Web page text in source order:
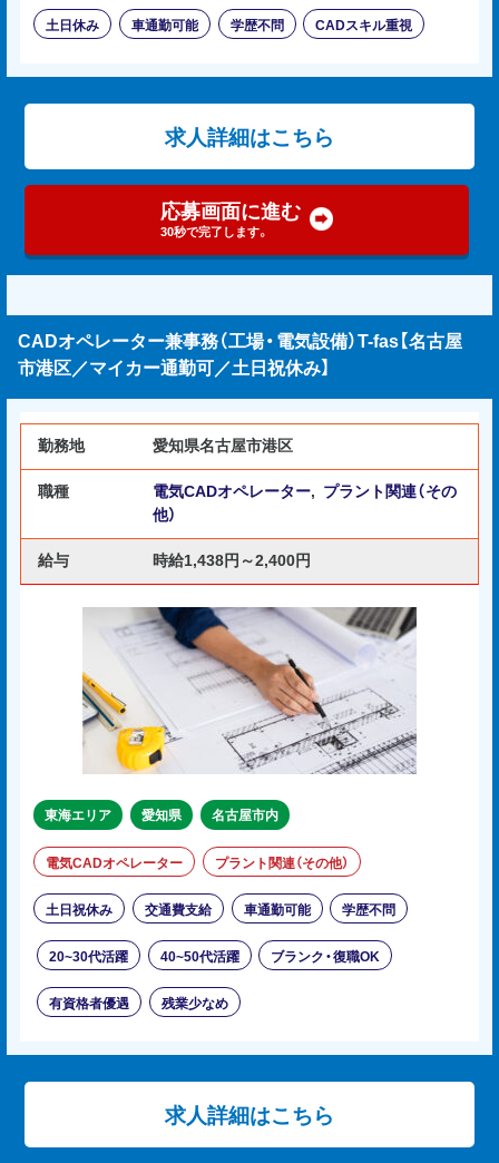
土日休み 車通勤可能 学歴不問 CADスキル重視
求人詳細はこちら
応募画面に進む
30秒で完了します。
CADオペレーター兼事務（工場・電気設備）T-fas【名古屋
市港区／マイカー通勤可／土日祝休み】
勤務地 愛知県名古屋市港区
職種 電気CADオペレーター, プラント関連（その
他）
給与 時給1,438円～2,400円
東海エリア 愛知県 名古屋市内
電気CADオペレーター プラント関連（その他）
土日祝休み 交通費支給 車通勤可能 学歴不問
20~30代活躍 40~50代活躍 ブランク・復職OK
有資格者優遇 残業少なめ
求人詳細はこちら